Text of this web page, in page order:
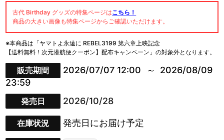
古代 Birthday グッズの特集ページはこちら！
商品の大きい画像も特集ページからご確認いただけます。
※本商品は「ヤマトよ永遠に REBEL3199 第六章上映記念
【送料無料！次元潜航便クーポン】配布キャンペーン」の対象外となります。
販売期間 2026/07/07 12:00
2026/08/09
23:59
発売日 2026/10/28
在庫状況 発売日にお届け予定